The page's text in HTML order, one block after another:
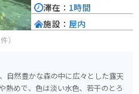
）
自然豊かな森の中に広々とした露天
熱めで、色は淡い水色、若干のとろ
滞在： 1時間
施設： 屋内